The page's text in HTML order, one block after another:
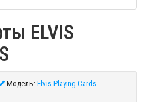
ELVIS
Модель: Elvis Playing Cards